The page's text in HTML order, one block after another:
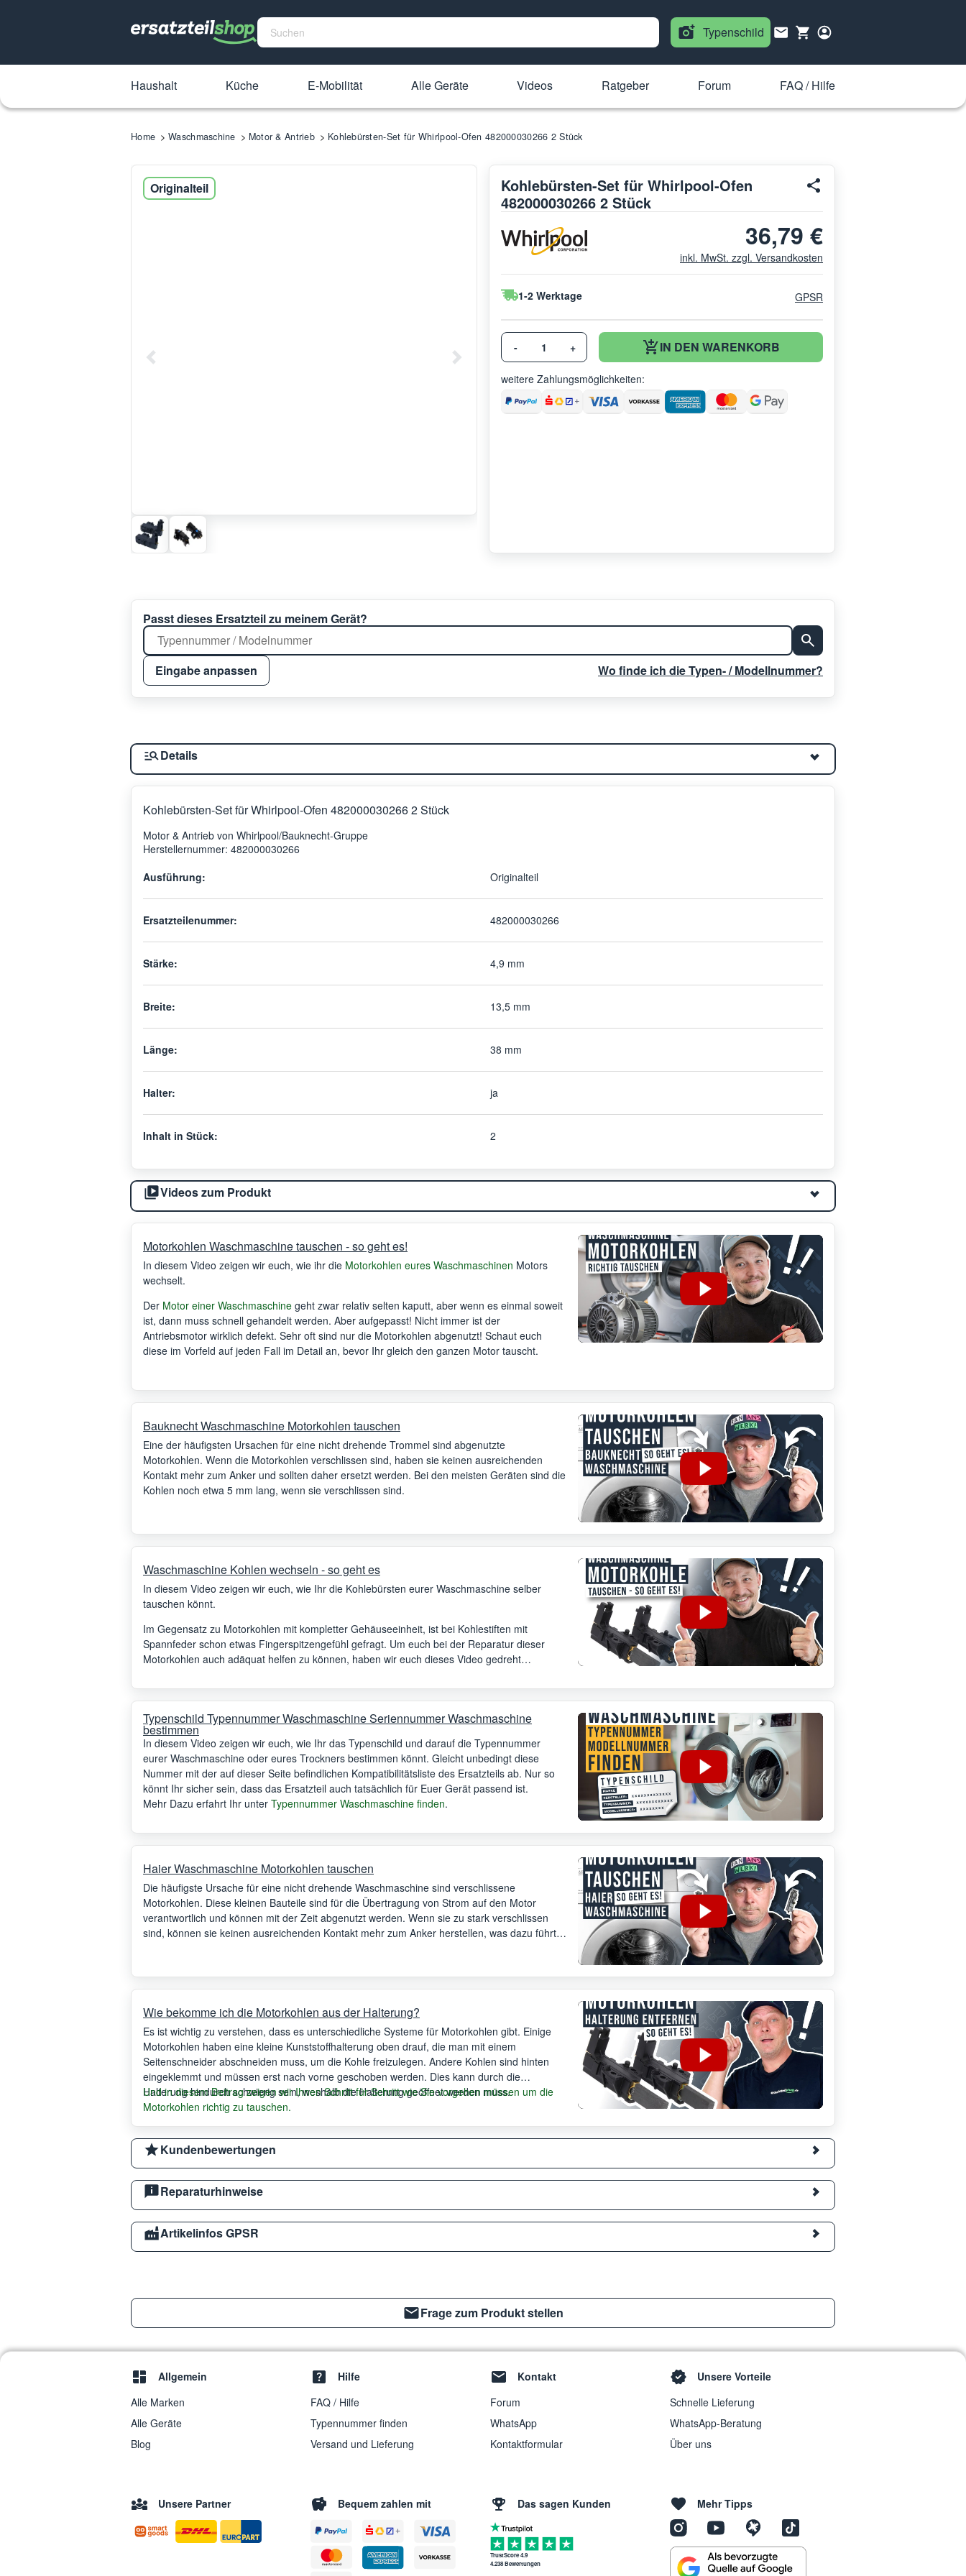
Typenschild
Haushalt Küche E-Mobilität Alle Geräte Videos Ratgeber Forum FAQ / Hilfe
Home Waschmaschine Motor & Antrieb Kohlebürsten-Set für Whirlpool-Ofen 482000030266 2 Stück
Originalteil
Kohlebürsten-Set für Whirlpool-Ofen
482000030266 2 Stück
36,79 €
inkl. MwSt. zzgl. Versandkosten
1-2 Werktage GPSR
- + IN DEN WARENKORB
weitere Zahlungsmöglichkeiten:
Passt dieses Ersatzteil zu meinem Gerät?
Eingabe anpassen Wo finde ich die Typen- / Modellnummer?
Details
Kohlebürsten-Set für Whirlpool-Ofen 482000030266 2 Stück
Motor & Antrieb von Whirlpool/Bauknecht-Gruppe
Herstellernummer: 482000030266
Ausführung:
Originalteil
Ersatzteilenummer: 482000030266
Stärke: 4,9 mm
Breite: 13,5 mm
Länge: 38 mm
Halter: ja
Inhalt in Stück: 2
Videos zum Produkt
Motorkohlen Waschmaschine tauschen - so geht es!
In diesem Video zeigen wir euch, wie ihr die Motorkohlen eures Waschmaschinen Motors
wechselt.
Der Motor einer Waschmaschine geht zwar relativ selten kaputt, aber wenn es einmal soweit
ist, dann muss schnell gehandelt werden. Aber aufgepasst! Nicht immer ist der
Antriebsmotor wirklich defekt. Sehr oft sind nur die Motorkohlen abgenutzt! Schaut euch
diese im Vorfeld auf jeden Fall im Detail an, bevor Ihr gleich den ganzen Motor tauscht.
Bauknecht Waschmaschine Motorkohlen tauschen
Eine der häufigsten Ursachen für eine nicht drehende Trommel sind abgenutzte
Motorkohlen. Wenn die Motorkohlen verschlissen sind, haben sie keinen ausreichenden
Kontakt mehr zum Anker und sollten daher ersetzt werden. Bei den meisten Geräten sind die
Kohlen noch etwa 5 mm lang, wenn sie verschlissen sind.
Waschmaschine Kohlen wechseln - so geht es
In diesem Video zeigen wir euch, wie Ihr die Kohlebürsten eurer Waschmaschine selber
tauschen könnt.
Im Gegensatz zu Motorkohlen mit kompletter Gehäuseeinheit, ist bei Kohlestiften mit
Spannfeder schon etwas Fingerspitzengefühl gefragt. Um euch bei der Reparatur dieser
Motorkohlen auch adäquat helfen zu können, haben wir euch dieses Video gedreht…
Typenschild Typennummer Waschmaschine Seriennummer Waschmaschine
bestimmen
In diesem Video zeigen wir euch, wie Ihr das Typenschild und darauf die Typennummer
eurer Waschmaschine oder eures Trockners bestimmen könnt. Gleicht unbedingt diese
Nummer mit der auf dieser Seite befindlichen Kompatibilitätsliste des Ersatzteils ab. Nur so
könnt Ihr sicher sein, dass das Ersatzteil auch tatsächlich für Euer Gerät passend ist.
Mehr Dazu erfahrt Ihr unter Typennummer Waschmaschine finden.
Haier Waschmaschine Motorkohlen tauschen
Die häufigste Ursache für eine nicht drehende Waschmaschine sind verschlissene
Motorkohlen. Diese kleinen Bauteile sind für die Übertragung von Strom auf den Motor
verantwortlich und können mit der Zeit abgenutzt werden. Wenn sie zu stark verschlissen
sind, können sie keinen ausreichenden Kontakt mehr zum Anker herstellen, was dazu führt,
Wie bekomme ich die Motorkohlen aus der Halterung?
Es ist wichtig zu verstehen, dass es unterschiedliche Systeme für Motorkohlen gibt. Einige
Motorkohlen haben eine kleine Kunststoffhalterung oben drauf, die man mit einem
Seitenschneider abschneiden muss, um die Kohle freizulegen. Andere Kohlen sind hinten
eingeklemmt und müssen erst nach vorne geschoben werden. Dies kann durch die
Halterung hindurch schwierig sein, weshalb die Halterung geöffnet werden muss.
Und in diesem Beitrag zeigen wir Ihnen Schritt für Schritt wie Sie vorgehen müssen um die
Motorkohlen richtig zu tauschen.
Kundenbewertungen
Reparaturhinweise
Artikelinfos GPSR
Frage zum Produkt stellen
Allgemein
Alle Marken
Alle Geräte
Blog
Hilfe
FAQ / Hilfe
Typennummer finden
Versand und Lieferung
Kontakt
Forum
WhatsApp
Kontaktformular
Unsere Vorteile
Schnelle Lieferung
WhatsApp-Beratung
Über uns
Unsere Partner Bequem zahlen mit Das sagen Kunden
TrustScore 4.9
4.238 Bewertungen
Mehr Tipps